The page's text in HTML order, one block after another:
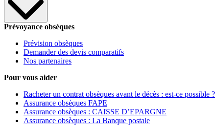
Prévoyance obsèques
Prévision obsèques
Demander des devis comparatifs
Nos partenaires
Pour vous aider
Racheter un contrat obsèques avant le décès : est-ce possible ?
Assurance obsèques FAPE
Assurance obsèques : CAISSE D’EPARGNE
Assurance obsèques : La Banque postale